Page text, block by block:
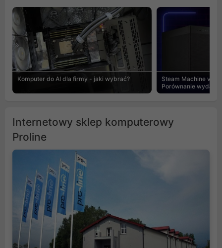
Komputer do AI dla firmy - jaki wybrać?
Steam Machine vs
Porównanie
Internetowy sklep komputerowy
Proline